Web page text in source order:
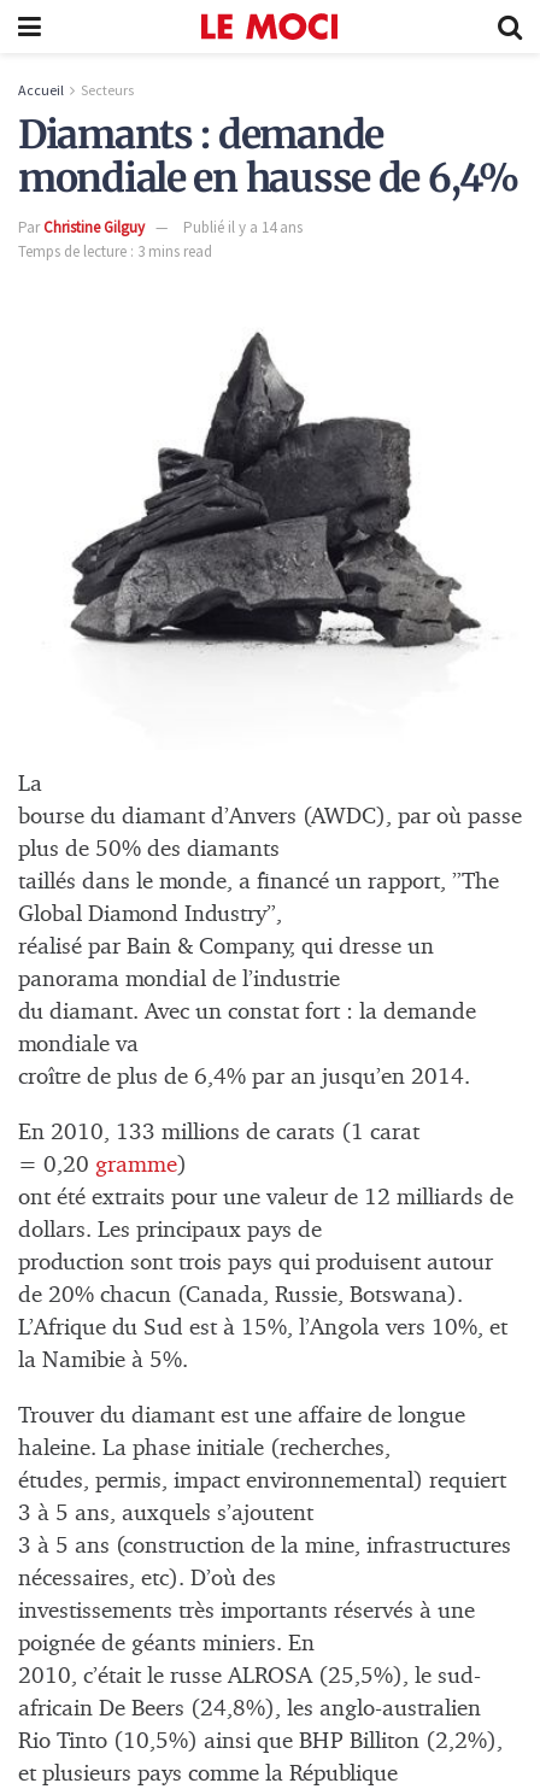
Accueil Secteurs
Diamants : demande
mondiale en hausse de 6,4%
ParChristine Gilguy
Publié il y a 14 ans
Temps de lecture : 3 mins read
La
bourse du diamant d’Anvers (AWDC), par où passe
plus de 50% des diamants
taillés dans le monde, a financé un rapport, ”The
Global Diamond Industry”,
réalisé par Bain & Company, qui dresse un
panorama mondial de l’industrie
du diamant. Avec un constat fort : la demande
mondiale va
croître de plus de 6,4% par an jusqu’en 2014.
En 2010, 133 millions de carats (1 carat
= 0,20 gramme)
ont été extraits pour une valeur de 12 milliards de
dollars. Les principaux pays de
production sont trois pays qui produisent autour
de 20% chacun (Canada, Russie, Botswana).
L’Afrique du Sud est à 15%, l’Angola vers 10%, et
la Namibie à 5%.
Trouver du diamant est une affaire de longue
haleine. La phase initiale (recherches,
études, permis, impact environnemental) requiert
3 à 5 ans, auxquels s’ajoutent
3 à 5 ans (construction de la mine, infrastructures
nécessaires, etc). D’où des
investissements très importants réservés à une
poignée de géants miniers. En
2010, c’était le russe ALROSA (25,5%), le sud-
africain De Beers (24,8%), les anglo-australien
Rio Tinto (10,5%) ainsi que BHP Billiton (2,2%),
et plusieurs pays comme la République